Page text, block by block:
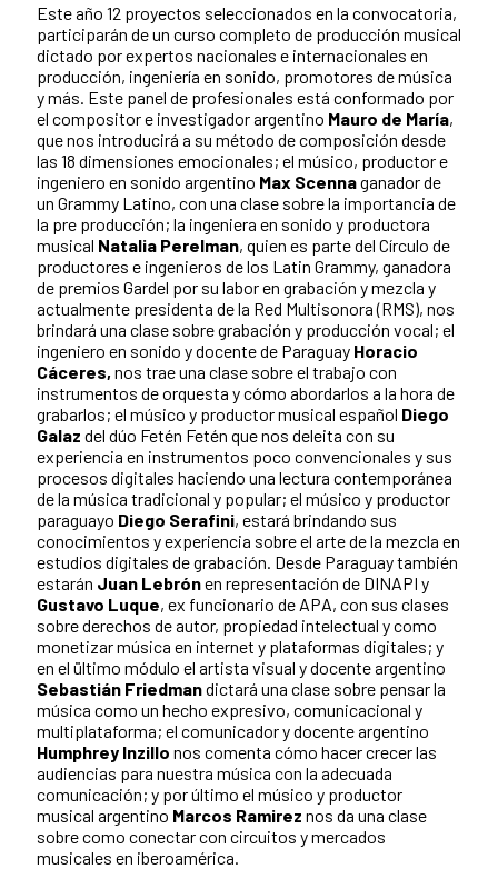
Este año 12 proyectos seleccionados en la convocatoria,
participarán de un curso completo de producción musical
dictado por expertos nacionales e internacionales en
producción, ingeniería en sonido, promotores de música
y más. Este panel de profesionales está conformado por
el compositor e investigador argentino Mauro de María,
que nos introducirá a su método de composición desde
las 18 dimensiones emocionales; el músico, productor e
ingeniero en sonido argentino Max Scennaganador de
un Grammy Latino, con una clase sobre la importancia de
la pre producción; la ingeniera en sonido y productora
musical Natalia Perelman, quien es parte del Círculo de
productores e ingenieros de los Latin Grammy, ganadora
de premios Gardel por su labor en grabación y mezcla y
actualmente presidenta de la Red Multisonora (RMS), nos
brindará una clase sobre grabación y producción vocal; el
ingeniero en sonido y docente de Paraguay Horacio
Cáceres, nos trae una clase sobre el trabajo con
instrumentos de orquesta y cómo abordarlos a la hora de
grabarlos; el músico y productor musical español Diego
Galaz del dúo Fetén Fetén que nos deleita con su
experiencia en instrumentos poco convencionales y sus
procesos digitales haciendo una lectura contemporánea
de la música tradicional y popular; el músico y productor
paraguayo Diego Serafini, estará brindando sus
conocimientos y experiencia sobre el arte de la mezcla en
estudios digitales de grabación. Desde Paraguay también
estarán Juan Lebrónen representación de DINAPI y
Gustavo Luque, ex funcionario de APA, con sus clases
sobre derechos de autor, propiedad intelectual y como
monetizar música en internet y plataformas digitales; y
en el ültimo módulo el artista visual y docente argentino
Sebastián Friedmandictará una clase sobre pensar la
música como un hecho expresivo, comunicacional y
multiplataforma; el comunicador y docente argentino
Humphrey Inzillo nos comenta cómo hacer crecer las
audiencias para nuestra música con la adecuada
comunicación; y por último el músico y productor
musical argentino Marcos Ramirez nos da una clase
sobre como conectar con circuitos y mercados
musicales en iberoamérica.